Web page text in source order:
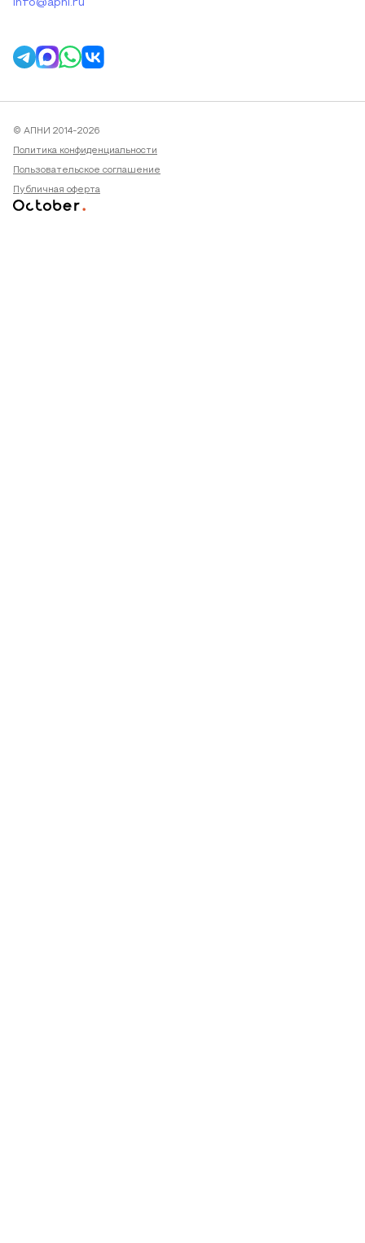
info@apni.ru
© АПНИ 2014-2026
Политика конфиденциальности
Пользовательское соглашение
Публичная оферта